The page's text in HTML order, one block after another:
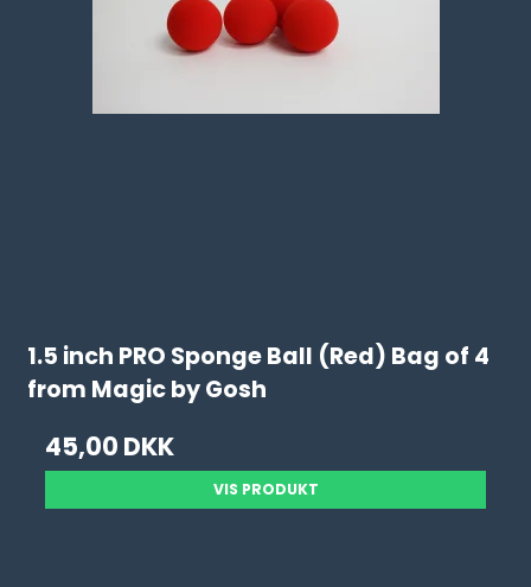
1.5 inch PRO Sponge Ball (Red) Bag of 4
from Magic by Gosh
45,00 DKK
VIS PRODUKT